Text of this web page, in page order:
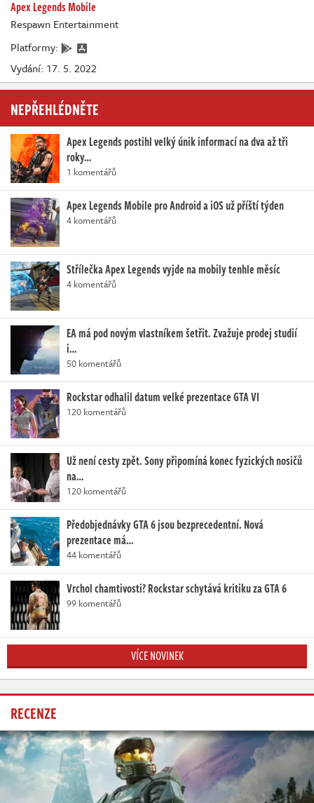
Apex Legends Mobile
Respawn Entertainment
Platformy:
Vydání: 17. 5. 2022
NEPŘEHLÉDNĚTE
Apex Legends postihl velký únik informací na dva až tři
roky…
1 komentářů
Apex Legends Mobile pro Android a iOS už příští týden
4 komentářů
Střílečka Apex Legends vyjde na mobily tenhle měsíc
4 komentářů
EA má pod novým vlastníkem šetřit. Zvažuje prodej studií
i…
50 komentářů
Rockstar odhalil datum velké prezentace GTA VI
120 komentářů
Už není cesty zpět. Sony připomíná konec fyzických nosičů
na…
120 komentářů
Předobjednávky GTA 6 jsou bezprecedentní. Nová
prezentace má…
44 komentářů
Vrchol chamtivosti? Rockstar schytává kritiku za GTA 6
99 komentářů
VÍCE NOVINEK
RECENZE